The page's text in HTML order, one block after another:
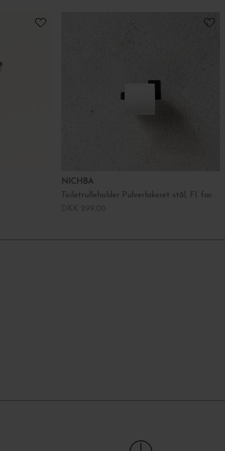
NICHBA
Toiletrulleholder Pulverlakeret stål, Fl. farver